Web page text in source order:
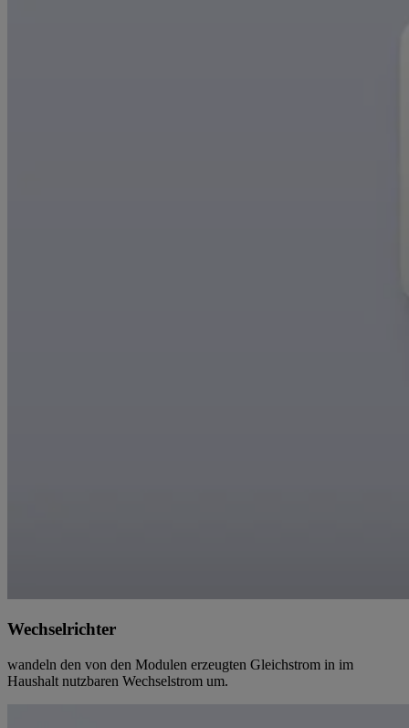
Wechselrichter
wandeln den von den Modulen erzeugten Gleichstrom in im
Haushalt nutzbaren Wechselstrom um.